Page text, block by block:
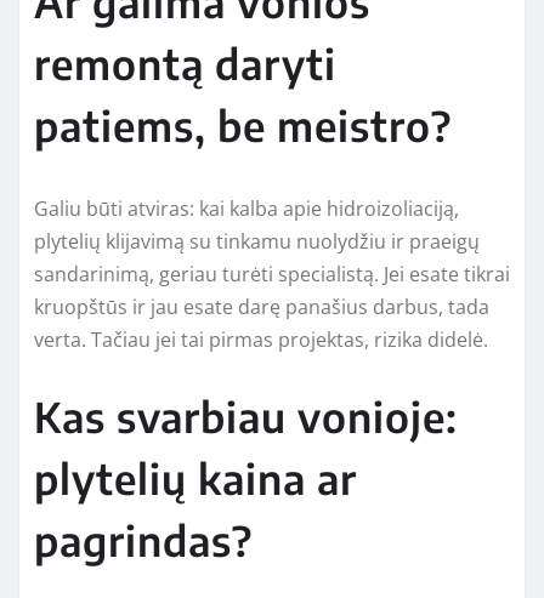
remontą daryti
patiems, be meistro?
Galiu būti atviras: kai kalba apie hidroizoliaciją,
plytelių klijavimą su tinkamu nuolydžiu ir praeigų
sandarinimą, geriau turėti specialistą. Jei esate tikrai
kruopštūs ir jau esate darę panašius darbus, tada
verta. Tačiau jei tai pirmas projektas, rizika didelė.
Kas svarbiau vonioje:
plytelių kaina ar
pagrindas?